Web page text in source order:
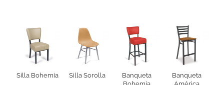
Silla Bohemia Silla Sorolla
Banqueta
Banqueta